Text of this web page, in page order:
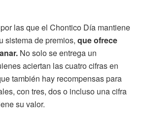
las que el Chontico Día mantiene
sistema de premios, que ofrece
No solo se entrega un
aciertan las cuatro cifras en
también hay recompensas para
con tres, dos o incluso una cifra
su valor.